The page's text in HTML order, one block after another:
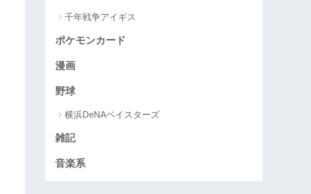
千年戦争アイギス
ポケモンカード
漫画
野球
横浜DeNAベイスターズ
雑記
音楽系